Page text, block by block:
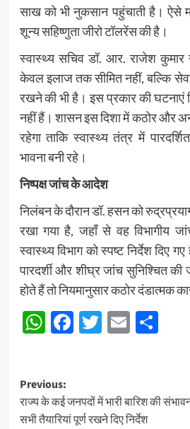
साख को भी नुकसान पहुंचाती है। ऐसे
शून्य सहिष्णुता जीरो टॉलरेंस की है।
स्वास्थ्य सचिव डॉ. आर. राजेश कुमार ने
केवल इलाज तक सीमित नहीं, बल्कि
रखने की भी है। इस प्रकार की घटनाएं
नहीं हैं। शासन इस दिशा में कठोर और
रहेगा ताकि स्वास्थ्य तंत्र में
भावना बनी रहे।
निष्पक्ष जांच के आदेश
निलंबन के दौरान डॉ. हसन को
रखा गया है, जहाँ से वह विभागीय
स्वास्थ्य विभाग को स्पष्ट निर्देश दिए
पारदर्शी और शीघ्र जांच सुनिश्चित की
होते हैं तो नियमानुसार कठोर दंडात्मक
WhatsApp
Facebook
Twitter
Email
Post
navigation
Previous:
राज्य के कई जनपदों में भारी बारिश की
सभी तैयारियां पूर्ण रखने दिए निर्देश